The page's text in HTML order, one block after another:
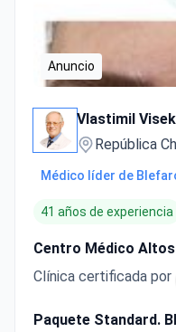
Anuncio
Vlastimil Visek
República
Médico líder de
41 años de experiencia
Centro Médico Altos
Clínica certificada por
Paquete Standard.